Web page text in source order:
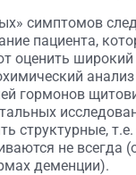
симптомов
пациента,
оценить
гормонов
не всегда
деменции).